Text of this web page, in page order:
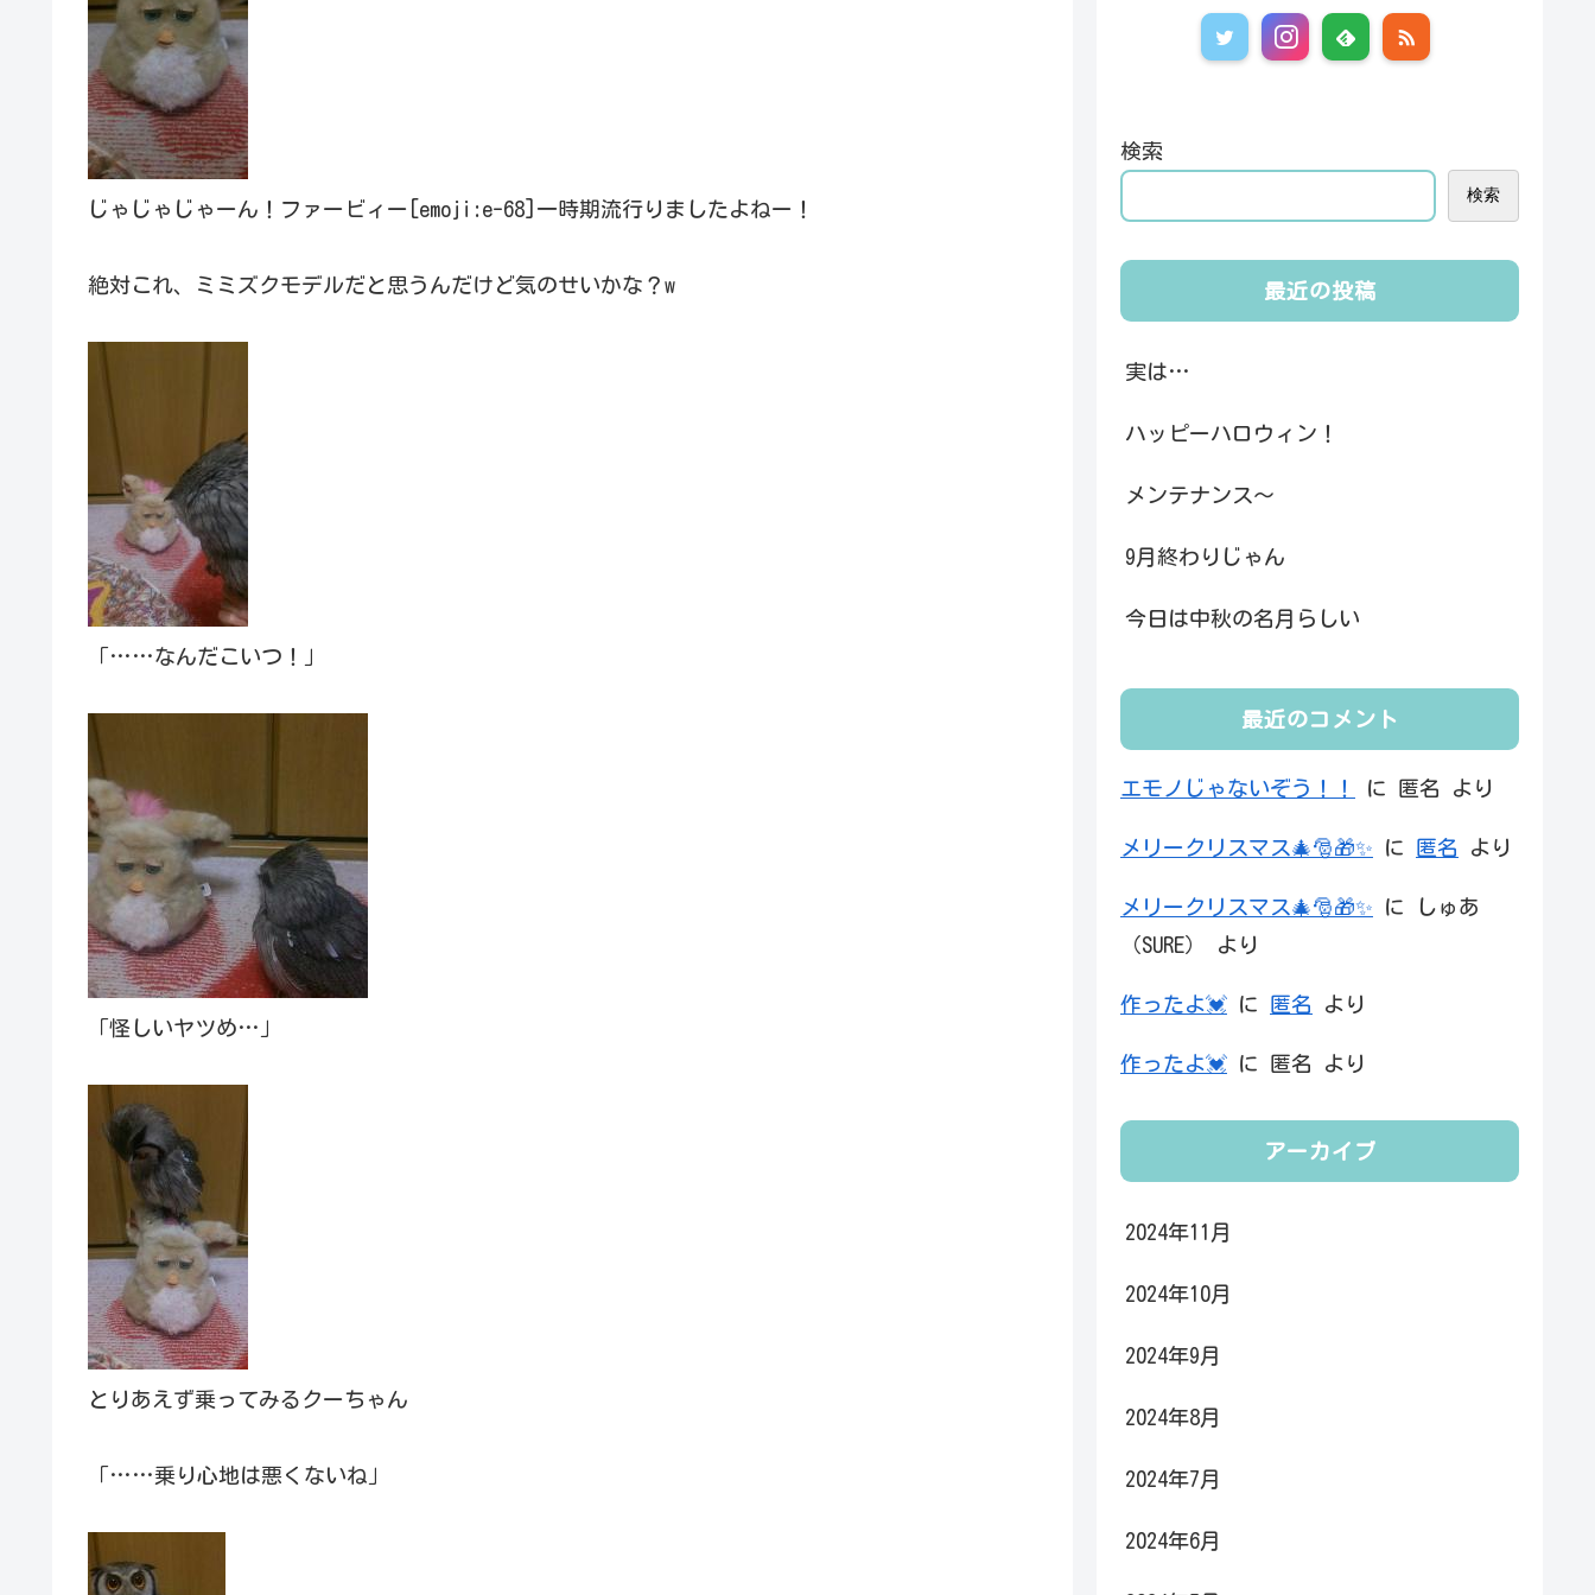
じゃじゃじゃーん！ファービィー[emoji:e-68]一時期流行りましたよねー！
絶対これ、ミミズクモデルだと思うんだけど気のせいかな？w
「……なんだこいつ！」
「怪しいヤツめ…」
とりあえず乗ってみるクーちゃん
「……乗り心地は悪くないね」
検索
検索
最近の投稿
実は…
ハッピーハロウィン！
メンテナンス～
9月終わりじゃん
今日は中秋の名月らしい
最近のコメント
エモノじゃないぞう！！ に 匿名 より
メリークリスマス🎄🎅🎁✨ に 匿名 より
メリークリスマス🎄🎅🎁✨ に
しゅあ
（SURE）
より
作ったよ💓 に 匿名 より
作ったよ💓 に 匿名 より
アーカイブ
2024年11月
2024年10月
2024年9月
2024年8月
2024年7月
2024年6月